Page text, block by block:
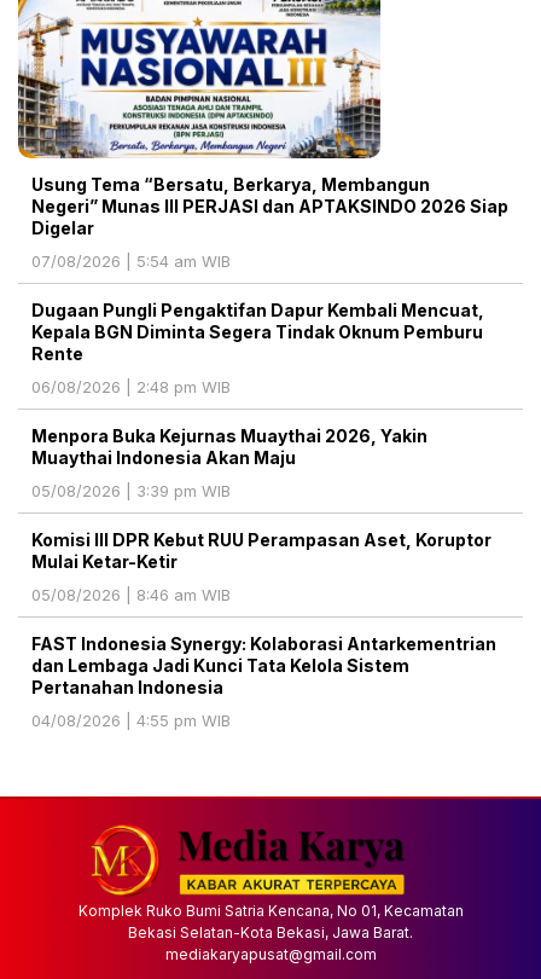
Usung Tema “Bersatu, Berkarya, Membangun
Negeri” Munas III PERJASI dan APTAKSINDO 2026 Siap
Digelar
07/08/2026 | 5:54 am WIB
Dugaan Pungli Pengaktifan Dapur Kembali Mencuat,
Kepala BGN Diminta Segera Tindak Oknum Pemburu
Rente
06/08/2026 | 2:48 pm WIB
Menpora Buka Kejurnas Muaythai 2026, Yakin
Muaythai Indonesia Akan Maju
05/08/2026 | 3:39 pm WIB
Komisi III DPR Kebut RUU Perampasan Aset, Koruptor
Mulai Ketar-Ketir
05/08/2026 | 8:46 am WIB
FAST Indonesia Synergy: Kolaborasi Antarkementrian
dan Lembaga Jadi Kunci Tata Kelola Sistem
Pertanahan Indonesia
04/08/2026 | 4:55 pm WIB
Komplek Ruko Bumi Satria Kencana, No 01, Kecamatan
Bekasi Selatan-Kota Bekasi, Jawa Barat.
mediakaryapusat@gmail.com